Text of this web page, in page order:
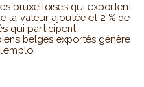
bruxelloises qui exportent
la valeur ajoutée et 2 % de
qui participent
belges exportés génère